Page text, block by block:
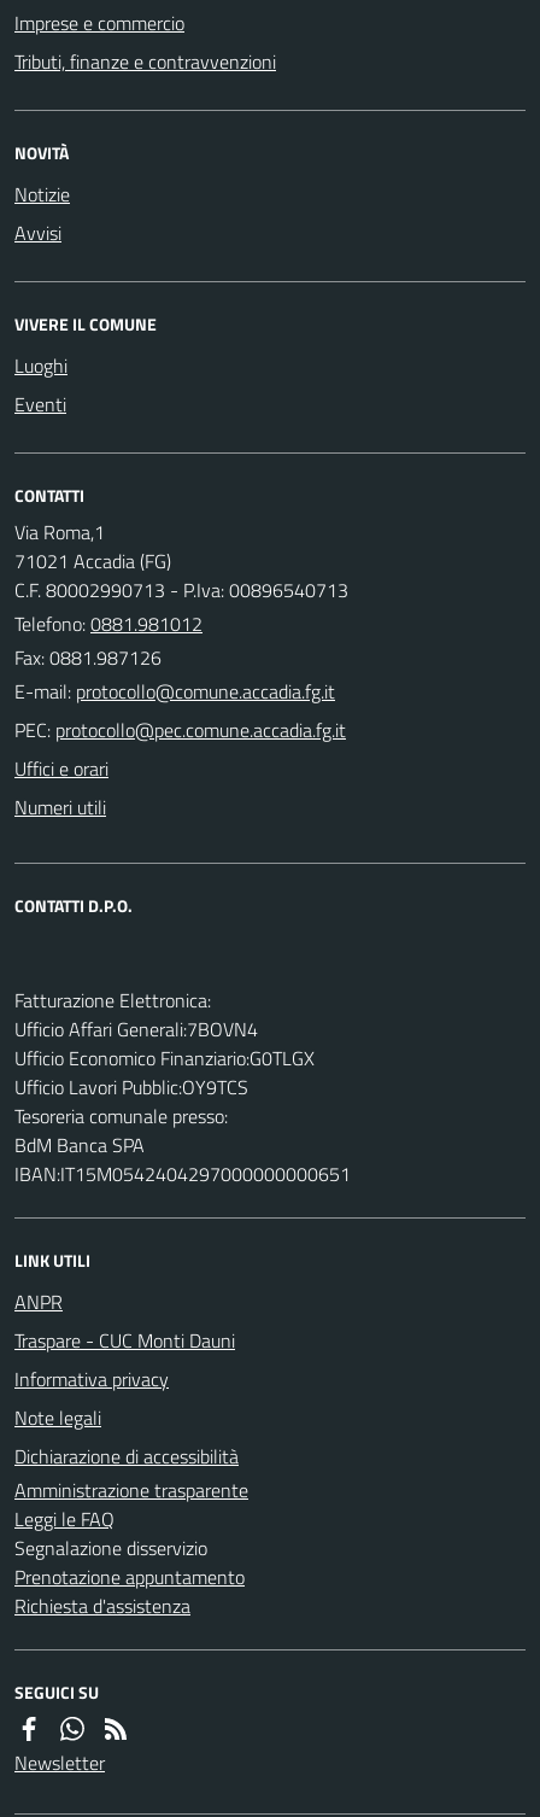
Imprese e commercio
Tributi, finanze e contravvenzioni
NOVITÀ
Notizie
Avvisi
VIVERE IL COMUNE
Luoghi
Eventi
CONTATTI
Via Roma,1
71021 Accadia (FG)
C.F. 80002990713 - P.Iva: 00896540713
Telefono:0881.981012
Fax: 0881.987126
E-mail:
PEC:
Uffici e orari
Numeri utili
CONTATTI D.P.O.
Fatturazione Elettronica:
Ufficio Affari Generali:7BOVN4
Ufficio Economico Finanziario:G0TLGX
Ufficio Lavori Pubblic:OY9TCS
Tesoreria comunale presso:
BdM Banca SPA
IBAN:IT15M0542404297000000000651
LINK UTILI
ANPR
Traspare - CUC Monti Dauni
Informativa privacy
Note legali
Dichiarazione di accessibilità
Amministrazione trasparente
Leggi le FAQ
Segnalazione disservizio
Prenotazione appuntamento
Richiesta d'assistenza
SEGUICI SU
Newsletter